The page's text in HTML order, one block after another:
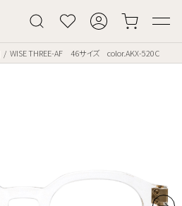
WISE THREE-AF 46サイズ color.AKX-520C